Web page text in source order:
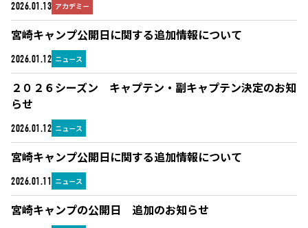
2026.01.13 アカデミー
2026.01.12 ニュース
宮崎キャンプ公開日に関する追加情報について
2026.01.12 ニュース
２０２６シーズン キャプテン・副キャプテン決定のお知
らせ
2026.01.11 ニュース
宮崎キャンプ公開日に関する追加情報について
宮崎キャンプの公開日 追加のお知らせ